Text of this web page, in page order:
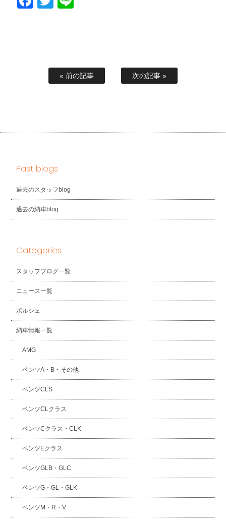
« 前の記事 次の記事 »
Past blogs
過去のスタッフblog
過去の納車blog
Categories
スタッフブログ一覧
ニュース一覧
ポルシェ
納車情報一覧
AMG
ベンツA・B・その他
ベンツCLS
ベンツCLクラス
ベンツCクラス・CLK
ベンツEクラス
ベンツGLB・GLC
ベンツG・GL・GLK
ベンツM・R・V